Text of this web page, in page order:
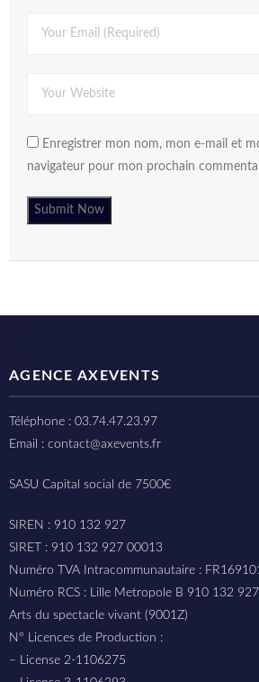
Enregistrer mon nom, mon e-mail et
navigateur pour mon prochain
AGENCE AXEVENTS
Téléphone : 03.74.47.23.97
Email : contact@axevents.fr
SASU Capital social de 7500€
SIREN : 910 132 927
SIRET : 910 132 927 00013
Numéro TVA Intracommunautaire :
Numéro RCS : Lille Metropole B 910 132 927
Arts du spectacle vivant (9001Z)
N° Licences de Production :
– License 2-1106275